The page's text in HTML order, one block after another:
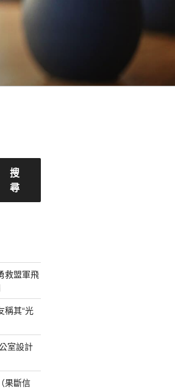
搜
尋
救盟軍飛
稱其“光
室設計
果斷信